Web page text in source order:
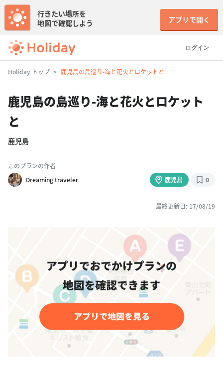
ログイン
行きたい場所を
地図で確認しよう
アプリで開く
Holiday トップ 鹿児島の島巡り-海と花火とロケットと
鹿児島の島巡り-海と花火とロケット
と
鹿児島
このプランの作者
Dreaming traveler
鹿児島 0
最終更新日: 17/08/19